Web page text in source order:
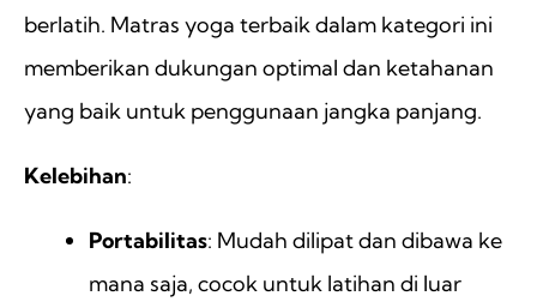
berlatih. Matras yoga terbaik dalam kategori ini
memberikan dukungan optimal dan ketahanan
yang baik untuk penggunaan jangka panjang.
Kelebihan:
Portabilitas: Mudah dilipat dan dibawa ke
mana saja, cocok untuk latihan di luar